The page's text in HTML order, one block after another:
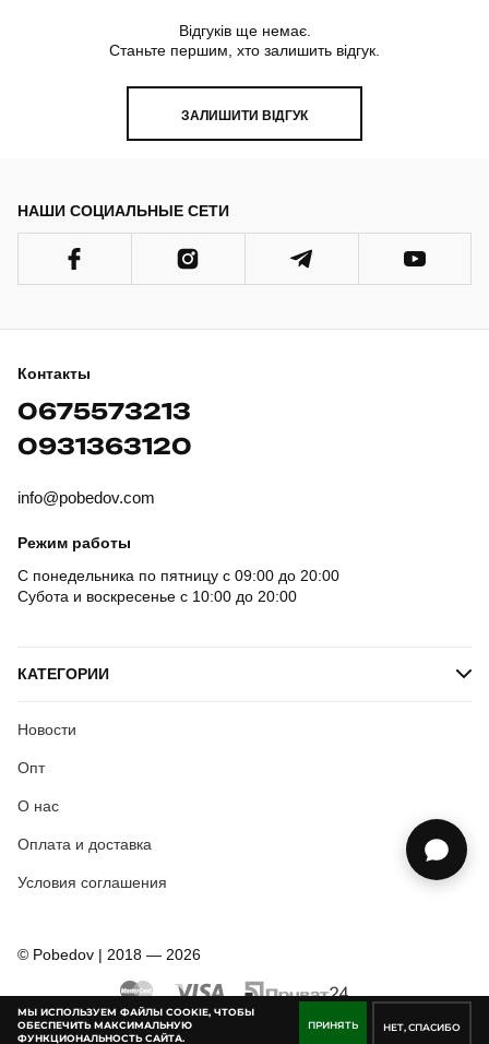
МЫ ИСПОЛЬЗУЕМ ФАЙЛЫ COOKIE, ЧТОБЫ
ОБЕСПЕЧИТЬ МАКСИМАЛЬНУЮ
ФУНКЦИОНАЛЬНОСТЬ САЙТА.
ПРИНЯТЬ НЕТ, СПАСИБО
Відгуків ще немає.
Станьте першим, хто залишить відгук.
ЗАЛИШИТИ ВІДГУК
НАШИ СОЦИАЛЬНЫЕ СЕТИ
Контакты
0675573213
0931363120
info@pobedov.com
Режим работы
С понедельника по пятницу с 09:00 до 20:00
Субота и воскресенье с 10:00 до 20:00
КАТЕГОРИИ
Новости
Опт
О нас
Оплата и доставка
Условия соглашения
© Pobedov | 2018 — 2026